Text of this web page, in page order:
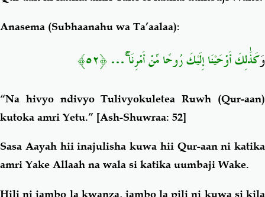
Anasema (Subhaanahu wa Ta’aalaa):
وَكَذَٰلِكَ أَوْحَيْنَا إِلَيْكَ رُوحًا مِّنْ أَمْرِنَا ۚ… ﴿٥٢﴾
“Na hivyo ndivyo Tulivyokuletea Ruwh (Qur-aan)
kutoka amri Yetu.” [Ash-Shuwraa: 52]
Sasa Aayah hii inajulisha kuwa hii Qur-aan ni katika
amri Yake Allaah na wala si katika uumbaji Wake.
Hili ni jambo la kwanza, jambo la pili ni kuwa si kila